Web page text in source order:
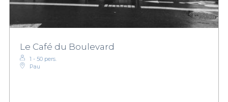
Le Café du Boulevard
1 - 50 pers.
Pau